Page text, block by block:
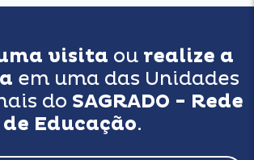
visita ou realize a
em uma das Unidades
do SAGRADO - Rede
de Educação.